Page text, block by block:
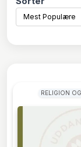
Mest Populære
RELIGION